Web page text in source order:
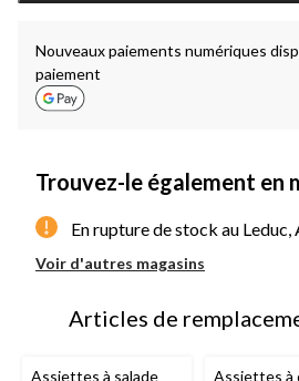
Nouveaux paiements numériques
paiement
Trouvez-le également en
En rupture de stock au Leduc,
Voir d'autres magasins
Articles de
Assiettes à salade Assiettes à